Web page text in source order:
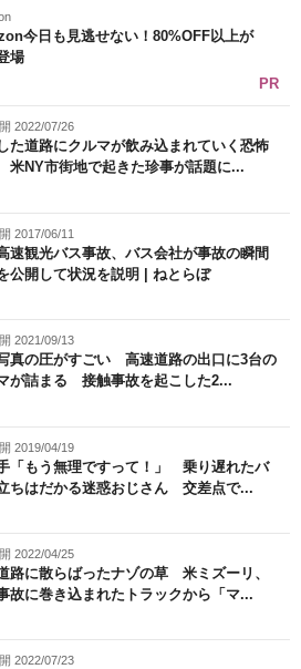
今日も見逃せない！80%OFF以上が
場
PR
2022/07/26
た道路にクルマが飲み込まれていく恐怖
NY市街地で起きた珍事が話題に...
2017/06/11
速観光バス事故、バス会社が事故の瞬間
公開して状況を説明 | ねとらぼ
2021/09/13
真の圧がすごい 高速道路の出口に3台の
が詰まる 接触事故を起こした2...
2019/04/19
「もう無理ですって！」 乗り遅れたバ
ちはだかる迷惑おじさん 交差点で...
2022/04/25
路に散らばったナゾの草 米ミズーリ、
故に巻き込まれたトラックから「マ...
2022/07/23